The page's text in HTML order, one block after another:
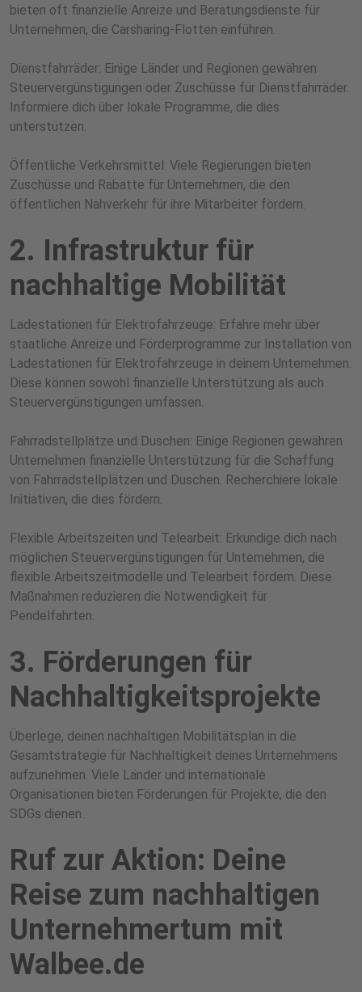
bieten oft finanzielle Anreize und Beratungsdienste für
Unternehmen, die Carsharing-Flotten einführen.
Dienstfahrräder: Einige Länder und Regionen gewähren
Steuervergünstigungen oder Zuschüsse für Dienstfahrräder.
Informiere dich über lokale Programme, die dies
unterstützen.
Öffentliche Verkehrsmittel: Viele Regierungen bieten
Zuschüsse und Rabatte für Unternehmen, die den
öffentlichen Nahverkehr für ihre Mitarbeiter fördern.
2. Infrastruktur für
nachhaltige Mobilität
Ladestationen für Elektrofahrzeuge: Erfahre mehr über
staatliche Anreize und Förderprogramme zur Installation von
Ladestationen für Elektrofahrzeuge in deinem Unternehmen.
Diese können sowohl finanzielle Unterstützung als auch
Steuervergünstigungen umfassen.
Fahrradstellplätze und Duschen: Einige Regionen gewähren
Unternehmen finanzielle Unterstützung für die Schaffung
von Fahrradstellplätzen und Duschen. Recherchiere lokale
Initiativen, die dies fördern.
Flexible Arbeitszeiten und Telearbeit: Erkundige dich nach
möglichen Steuervergünstigungen für Unternehmen, die
flexible Arbeitszeitmodelle und Telearbeit fördern. Diese
Maßnahmen reduzieren die Notwendigkeit für
Pendelfahrten.
3. Förderungen für
Nachhaltigkeitsprojekte
Überlege, deinen nachhaltigen Mobilitätsplan in die
Gesamtstrategie für Nachhaltigkeit deines Unternehmens
aufzunehmen. Viele Länder und internationale
Organisationen bieten Förderungen für Projekte, die den
SDGs dienen.
Ruf zur Aktion: Deine
Reise zum nachhaltigen
Unternehmertum mit
Walbee.de